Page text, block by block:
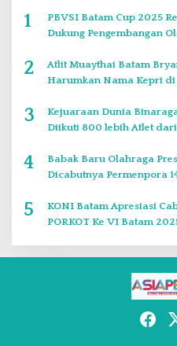
1
PBVSI Batam Cup 2025
Dukung Pengembangan
2
Atlit Muaythai Batam
Harumkan Nama Kepri
3
Kejuaraan Dunia
Diikuti 800 lebih Atlet dari
4
Babak Baru Olahraga
Dicabutnya Permenpora
5
KONI Batam Apresiasi
PORKOT Ke VI Batam